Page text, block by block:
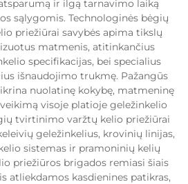
ir ilgą tarnavimo laiką
sąlygomis. Technologinės bėgių
priežiūrai savybės apima tikslų
matmenis, atitinkančius
specifikacijas, bei specialius
išnaudojimo trukmę. Pažangūs
nuolatinę kokybę, matmeninę
visoje platioje geležinkelio
tvirtinimo varžtų kelio priežiūrai
geležinkelius, krovinių linijas,
sistemas ir pramoninių kelių
priežiūros brigados remiasi šiais
atliekdamos kasdienines patikras,